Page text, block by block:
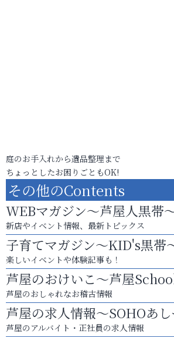
庭のお手入れから遺品整理まで
ちょっとしたお困りごともOK!
その他のContents
WEBマガジン～芦屋人黒帯
新店やイベント情報、最新トピックス
子育てマガジン～KID's黒帯
楽しいイベントや体験記事も！
芦屋のおけいこ～芦屋
芦屋のおしゃれなお稽古情報
芦屋の求人情報～SOHOあ
芦屋のアルバイト・正社員の求人情報